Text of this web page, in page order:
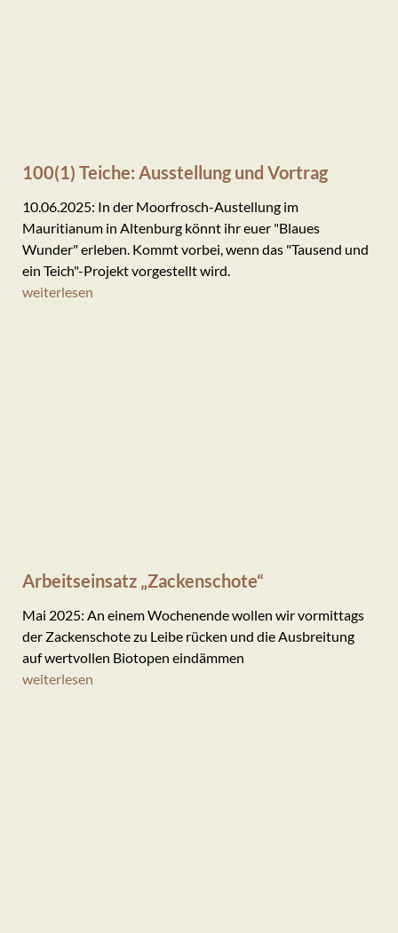
100(1) Teiche: Ausstellung und Vortrag
10.06.2025: In der Moorfrosch-Austellung im
Mauritianum in Altenburg könnt ihr euer "Blaues
Wunder" erleben. Kommt vorbei, wenn das "Tausend und
ein Teich"-Projekt vorgestellt wird.
weiterlesen
Arbeitseinsatz „Zackenschote“
Mai 2025: An einem Wochenende wollen wir vormittags
der Zackenschote zu Leibe rücken und die Ausbreitung
auf wertvollen Biotopen eindämmen
weiterlesen